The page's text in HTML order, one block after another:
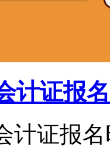
计证报
计证报